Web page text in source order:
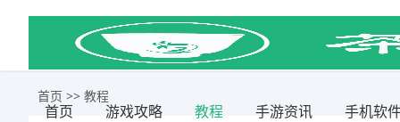
首页 游戏攻略 教程 手游资讯 手机软
首页 >> 教程